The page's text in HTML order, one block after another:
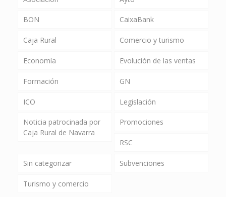
BON CaixaBank
Caja Rural Comercio y turismo
Economía Evolución de las ventas
Formación GN
ICO Legislación
Noticia patrocinada por
Caja Rural de Navarra
Promociones
RSC
Sin categorizar Subvenciones
Turismo y comercio